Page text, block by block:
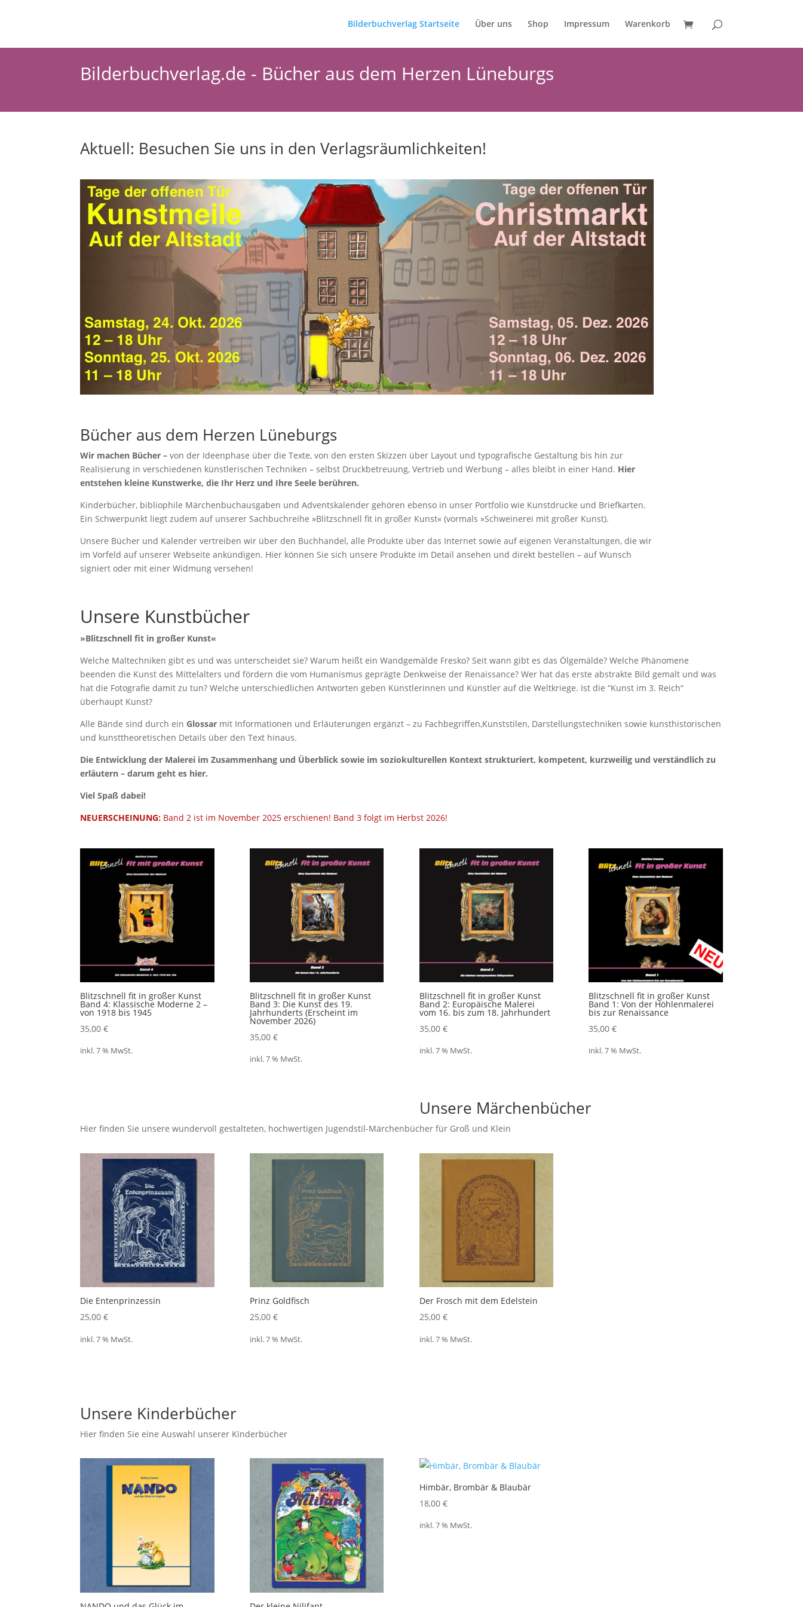
Bilderbuchverlag Startseite Über uns Shop Impressum Warenkorb
Bilderbuchverlag.de - Bücher aus dem Herzen Lüneburgs
Aktuell: Besuchen Sie uns in den Verlagsräumlichkeiten!
Bücher aus dem Herzen Lüneburgs
Wir machen Bücher –von der Ideenphase über die Texte, von den ersten Skizzen über Layout und typografische Gestaltung bis hin zur
Realisierung in verschiedenen künstlerischen Techniken – selbst Druckbetreuung, Vertrieb und Werbung – alles bleibt in einer Hand. Hier
entstehen kleine Kunstwerke, die Ihr Herz und Ihre Seele berühren.
Kinderbücher, bibliophile Märchenbuchausgaben und Adventskalender gehören ebenso in unser Portfolio wie Kunstdrucke und Briefkarten.
Ein Schwerpunkt liegt zudem auf unserer Sachbuchreihe »Blitzschnell fit in großer Kunst« (vormals »Schweinerei mit großer Kunst).
Unsere Bücher und Kalender vertreiben wir über den Buchhandel, alle Produkte über das Internet sowie auf eigenen Veranstaltungen, die wir
im Vorfeld auf unserer Webseite ankündigen. Hier können Sie sich unsere Produkte im Detail ansehen und direkt bestellen – auf Wunsch
signiert oder mit einer Widmung versehen!
Unsere Kunstbücher
»Blitzschnell fit in großer Kunst«
Welche Maltechniken gibt es und was unterscheidet sie? Warum heißt ein Wandgemälde Fresko? Seit wann gibt es das Ölgemälde? Welche Phänomene
beenden die Kunst des Mittelalters und fördern die vom Humanismus geprägte Denkweise der Renaissance? Wer hat das erste abstrakte Bild gemalt und was
hat die Fotografie damit zu tun? Welche unterschiedlichen Antworten geben Künstlerinnen und Künstler auf die Weltkriege. Ist die “Kunst im 3. Reich“
überhaupt Kunst?
Alle Bände sind durch einGlossar mit Informationen und Erläuterungen ergänzt – zu Fachbegriffen,Kunststilen, Darstellungstechniken sowie kunsthistorischen
und kunsttheoretischen Details über den Text hinaus.
Die Entwicklung der Malerei im Zusammenhang und Überblick sowie im soziokulturellen Kontext strukturiert, kompetent, kurzweilig und verständlich zu
erläutern – darum geht es hier.
Viel Spaß dabei!
NEUERSCHEINUNG: Band 2 ist im November 2025 erschienen! Band 3 folgt im Herbst 2026!
Blitzschnell fit in großer Kunst
Band 4: Klassische Moderne 2 –
von 1918 bis 1945
35,00€
inkl. 7 % MwSt.
Blitzschnell fit in großer Kunst
Band 3: Die Kunst des 19.
Jahrhunderts (Erscheint im
November 2026)
35,00 €
inkl. 7 % MwSt.
Blitzschnell fit in großer Kunst
Band 2: Europäische Malerei
vom 16. bis zum 18. Jahrhundert
35,00 €
inkl. 7 % MwSt.
Blitzschnell fit in großer Kunst
Band 1: Von der Höhlenmalerei
bis zur Renaissance
35,00€
inkl. 7 % MwSt.
Unsere Märchenbücher
Hier finden Sie unsere wundervoll gestalteten, hochwertigen Jugendstil-Märchenbücher für Groß und Klein
Die Entenprinzessin
25,00€
inkl. 7 % MwSt.
Prinz Goldfisch
25,00 €
inkl. 7 % MwSt.
Der Frosch mit dem Edelstein
25,00 €
inkl. 7 % MwSt.
Unsere Kinderbücher
Hier finden Sie eine Auswahl unserer Kinderbücher
Himbär, Brombär & Blaubär
18,00 €
inkl. 7 % MwSt.